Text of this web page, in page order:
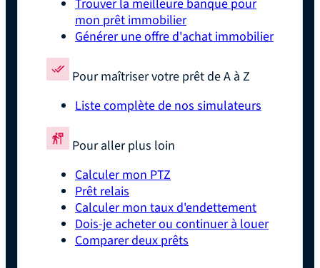
Trouver la meilleure banque pour
mon prêt immobilier
Générer une offre d'achat immobilier
Pour maîtriser votre prêt de A à Z
Liste complète de nos simulateurs
Pour aller plus loin
Calculer mon PTZ
Prêt relais
Calculer mon taux d'endettement
Dois-je acheter ou continuer à louer
Comparer deux prêts